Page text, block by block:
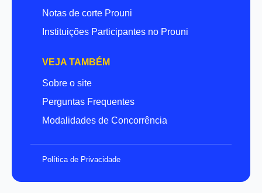
Notas de corte Prouni
Instituições Participantes no Prouni
VEJA TAMBÉM
Sobre o site
Perguntas Frequentes
Modalidades de Concorrência
Política de Privacidade